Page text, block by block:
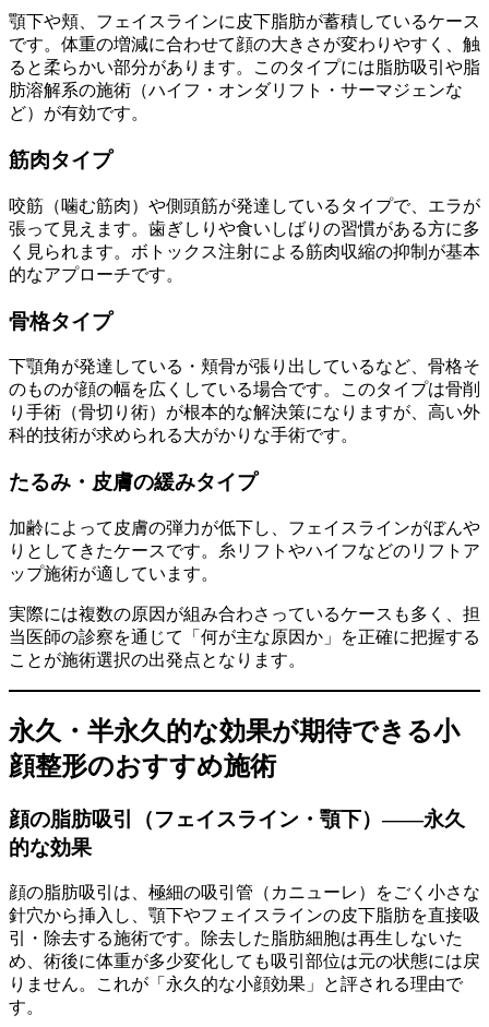
顎下や頬、フェイスラインに皮下脂肪が蓄積しているケース
です。体重の増減に合わせて顔の大きさが変わりやすく、触
ると柔らかい部分があります。このタイプには脂肪吸引や脂
肪溶解系の施術（ハイフ・オンダリフト・サーマジェンな
ど）が有効です。
筋肉タイプ
咬筋（噛む筋肉）や側頭筋が発達しているタイプで、エラが
張って見えます。歯ぎしりや食いしばりの習慣がある方に多
く見られます。ボトックス注射による筋肉収縮の抑制が基本
的なアプローチです。
骨格タイプ
下顎角が発達している・頬骨が張り出しているなど、骨格そ
のものが顔の幅を広くしている場合です。このタイプは骨削
り手術（骨切り術）が根本的な解決策になりますが、高い外
科的技術が求められる大がかりな手術です。
たるみ・皮膚の緩みタイプ
加齢によって皮膚の弾力が低下し、フェイスラインがぼんや
りとしてきたケースです。糸リフトやハイフなどのリフトア
ップ施術が適しています。
実際には複数の原因が組み合わさっているケースも多く、担
当医師の診察を通じて「何が主な原因か」を正確に把握する
ことが施術選択の出発点となります。
永久・半永久的な効果が期待できる小
顔整形のおすすめ施術
顔の脂肪吸引（フェイスライン・顎下）——永久
的な効果
顔の脂肪吸引は、極細の吸引管（カニューレ）をごく小さな
針穴から挿入し、顎下やフェイスラインの皮下脂肪を直接吸
引・除去する施術です。除去した脂肪細胞は再生しないた
め、術後に体重が多少変化しても吸引部位は元の状態には戻
りません。これが「永久的な小顔効果」と評される理由で
す。